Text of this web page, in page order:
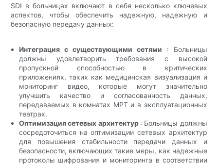
SDI в больницах включают в себя несколько ключевых
аспектов, чтобы обеспечить надежную, надежную и
безопасную передачу данных:
Интеграция с существующими сетями : Больницы
должны удовлетворить требования с высокой
пропускной способностью в критических
приложениях, таких как медицинская визуализация и
мониторинг видео, которые могут значительно
улучшить качество и согласованность данных,
передаваемых в комнатах МРТ и в эксплуатационных
театрах.
Оптимизация сетевых архитектур : Больницы должны
сосредоточиться на оптимизации сетевых архитектур
для повышения стабильности передачи данных и
безопасности, включающих такие меры, как надежные
протоколы шифрования и мониторинга в соответствии